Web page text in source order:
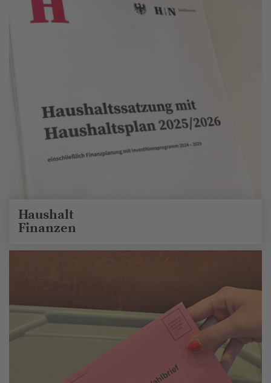
Haushalt
Finanzen